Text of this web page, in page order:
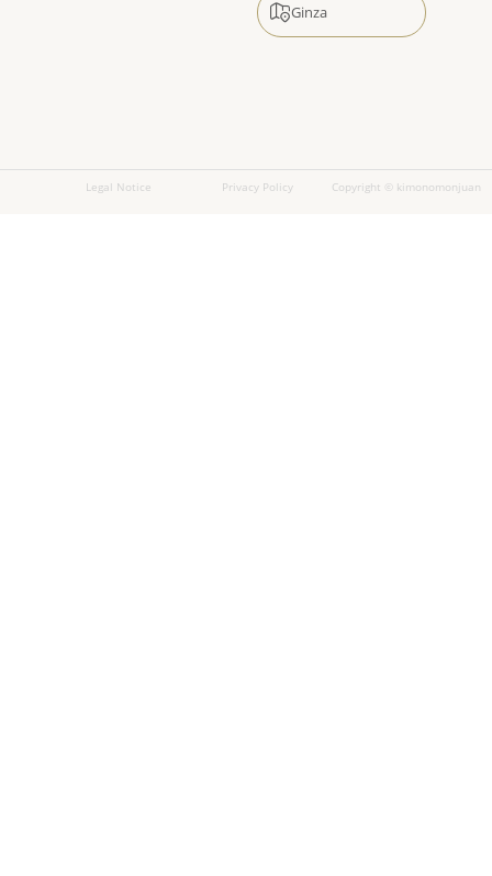
Ginza
Legal Notice Privacy Policy Copyright © kimonomonjuan